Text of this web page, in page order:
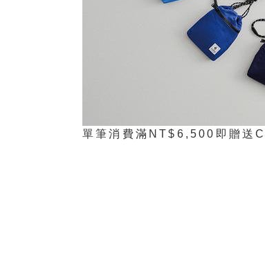
單筆消費滿NT$6,500即贈送